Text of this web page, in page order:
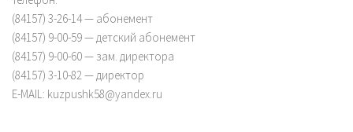
(84157) 3-26-14 — абонемент
(84157) 9-00-59 — детский абонемент
(84157) 9-00-60 — зам. директора
(84157) 3-10-82 — директор
E-MAIL: kuzpushk58@yandex.ru